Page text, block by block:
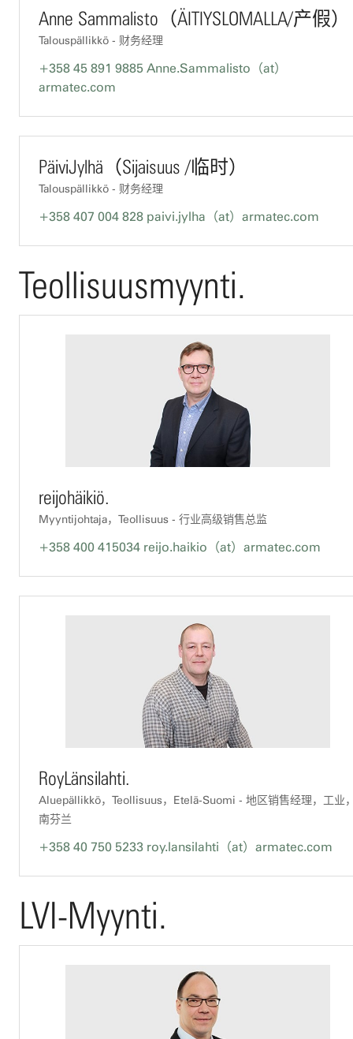
Anne Sammalisto（ÄITIYSLOMALLA/产假）
Talouspällikkö - 财务经理
+358 45 891 9885 Anne.Sammalisto（at）
armatec.com
PäiviJylhä（Sijaisuus /临时）
Talouspällikkö - 财务经理
+358 407 004 828 paivi.jylha（at）armatec.com
Teollisuusmyynti.
reijohäikiö.
Myyntijohtaja，Teollisuus - 行业高级销售总监
+358 400 415034 reijo.haikio（at）armatec.com
RoyLänsilahti.
Aluepällikkö，Teollisuus，Etelä-Suomi - 地区销售经理，工业
南芬兰
+358 40 750 5233 roy.lansilahti（at）armatec.com
LVI-Myynti.